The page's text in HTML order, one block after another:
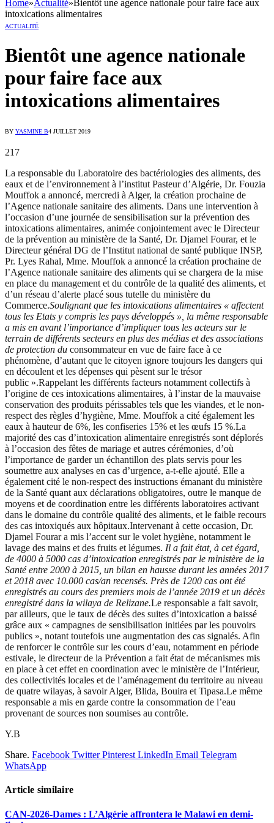
Home»Actualité»Bientôt une agence nationale pour faire face aux
intoxications alimentaires
ACTUALITÉ
Bientôt une agence nationale
pour faire face aux
intoxications alimentaires
BY YASMINE B4 JUILLET 2019
217
La responsable du Laboratoire des bactériologies des aliments, des
eaux et de l’environnement à l’institut Pasteur d’Algérie, Dr. Fouzia
Mouffok a annoncé, mercredi à Alger, la création prochaine de
l’Agence nationale sanitaire des aliments. Dans une intervention à
l’occasion d’une journée de sensibilisation sur la prévention des
intoxications alimentaires, animée conjointement avec le Directeur
de la prévention au ministère de la Santé, Dr. Djamel Fourar, et le
Directeur général DG de l’Institut national de santé publique INSP,
Pr. Lyes Rahal, Mme. Mouffok a annoncé la création prochaine de
l’Agence nationale sanitaire des aliments qui se chargera de la mise
en place du management et du contrôle de la qualité des aliments, et
d’un réseau d’alerte placé sous tutelle du ministère du
Commerce.Soulignant que les intoxications alimentaires « affectent
tous les Etats y compris les pays développés », la même responsable
a mis en avant l’importance d’impliquer tous les acteurs sur le
terrain de différents secteurs en plus des médias et des associations
de protection du consommateur en vue de faire face à ce
phénomène, d’autant que le citoyen ignore toujours les dangers qui
en découlent et les dépenses qui pèsent sur le trésor
public ».Rappelant les différents facteurs notamment collectifs à
l’origine de ces intoxications alimentaires, à l’instar de la mauvaise
conservation des produits périssables tels que les viandes, et le non-
respect des règles d’hygiène, Mme. Mouffok a cité également les
eaux à hauteur de 6%, les confiseries 15% et les œufs 15 %.La
majorité des cas d’intoxication alimentaire enregistrés sont déplorés
à l’occasion des fêtes de mariage et autres cérémonies, d’où
l’importance de garder un échantillon des plats servis pour les
soumettre aux analyses en cas d’urgence, a-t-elle ajouté. Elle a
également cité le non-respect des instructions émanant du ministère
de la Santé quant aux déclarations obligatoires, outre le manque de
moyens et de coordination entre les différents laboratoires activant
dans le domaine du contrôle qualité des aliments, et le faible recours
des cas intoxiqués aux hôpitaux.Intervenant à cette occasion, Dr.
Djamel Fourar a mis l’accent sur le volet hygiène, notamment le
lavage des mains et des fruits et légumes. Il a fait état, à cet égard,
de 4000 à 5000 cas d’intoxication enregistrés par le ministère de la
Santé entre 2000 à 2015, un bilan en hausse durant les années 2017
et 2018 avec 10.000 cas/an recensés. Près de 1200 cas ont été
enregistrés au cours des premiers mois de l’année 2019 et un décès
enregistré dans la wilaya de Relizane.Le responsable a fait savoir,
par ailleurs, que le taux de décès des suites d’intoxication a baissé
grâce aux « campagnes de sensibilisation initiées par les pouvoirs
publics », notant toutefois une augmentation des cas signalés. Afin
de renforcer le contrôle sur les cours d’eau, notamment en période
estivale, le directeur de la Prévention a fait état de mécanismes mis
en place à cet effet en coordination avec le ministère de l’Intérieur,
des collectivités locales et de l’aménagement du territoire au niveau
de quatre wilayas, à savoir Alger, Blida, Bouira et Tipasa.Le même
responsable a mis en garde contre la consommation de l’eau
provenant de sources non soumises au contrôle.
Y.B
Share. Facebook Twitter Pinterest LinkedIn Email Telegram
WhatsApp
Article similaire
CAN-2026-Dames : L’Algérie affrontera le Malawi en demi-